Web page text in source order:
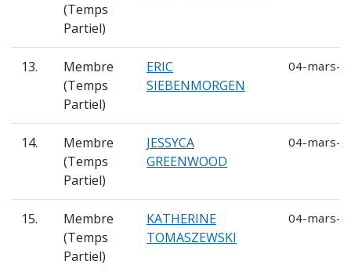
(Temps
Partiel)
13.
Membre
(Temps
Partiel)
ERIC
SIEBENMORGEN
04-mars-
14.
Membre
(Temps
Partiel)
JESSYCA
GREENWOOD
04-mars-
15.
Membre
(Temps
Partiel)
KATHERINE
TOMASZEWSKI
04-mars-